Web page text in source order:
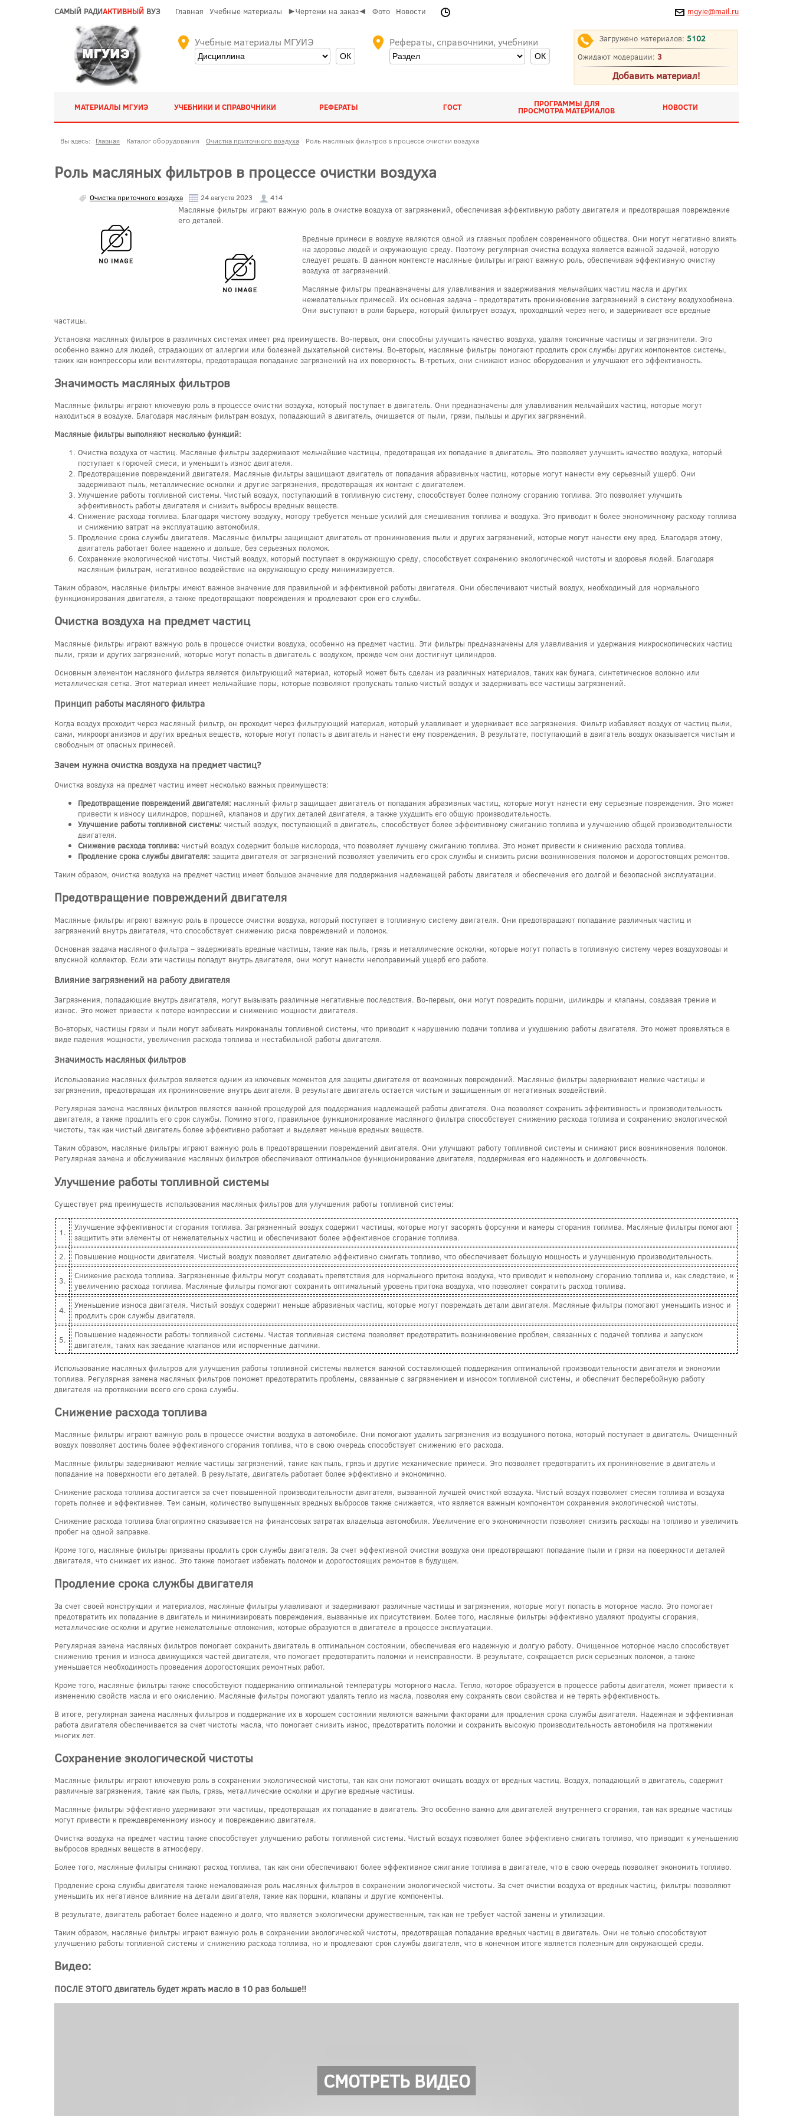
САМЫЙ РАДИАКТИВНЫЙ ВУЗ Главная Учебные материалы ►Чертежи на заказ◄ Фото Новости mgyie@mail.ru
Учебные материалы МГУИЭ Рефераты, справочники, учебники Загружено материалов: 5102
Ожидают модерации: 3
Добавить материал!
МАТЕРИАЛЫ МГУИЭ УЧЕБНИКИ И СПРАВОЧНИКИ РЕФЕРАТЫ ГОСТ ПРОГРАММЫ ДЛЯ
ПРОСМОТРА МАТЕРИАЛОВ НОВОСТИ
Вы здесь: Главная Каталог оборудования Очистка приточного воздуха Роль масляных фильтров в процессе очистки воздуха
Роль масляных фильтров в процессе очистки воздуха
Очистка приточного воздуха 24 августа 2023 414
Масляные фильтры играют важную роль в очистке воздуха от загрязнений, обеспечивая эффективную работу двигателя и предотвращая повреждение
его деталей.
Вредные примеси в воздухе являются одной из главных проблем современного общества. Они могут негативно влиять
на здоровье людей и окружающую среду. Поэтому регулярная очистка воздуха является важной задачей, которую
следует решать. В данном контексте масляные фильтры играют важную роль, обеспечивая эффективную очистку
воздуха от загрязнений.
Масляные фильтры предназначены для улавливания и задерживания мельчайших частиц масла и других
нежелательных примесей. Их основная задача - предотвратить проникновение загрязнений в систему воздухообмена.
Они выступают в роли барьера, который фильтрует воздух, проходящий через него, и задерживает все вредные
частицы.
Установка масляных фильтров в различных системах имеет ряд преимуществ. Во-первых, они способны улучшить качество воздуха, удаляя токсичные частицы и загрязнители. Это
особенно важно для людей, страдающих от аллергии или болезней дыхательной системы. Во-вторых, масляные фильтры помогают продлить срок службы других компонентов системы,
таких как компрессоры или вентиляторы, предотвращая попадание загрязнений на их поверхность. В-третьих, они снижают износ оборудования и улучшают его эффективность.
Значимость масляных фильтров
Масляные фильтры играют ключевую роль в процессе очистки воздуха, который поступает в двигатель. Они предназначены для улавливания мельчайших частиц, которые могут
находиться в воздухе. Благодаря масляным фильтрам воздух, попадающий в двигатель, очищается от пыли, грязи, пыльцы и других загрязнений.
Масляные фильтры выполняют несколько функций:
Очистка воздуха от частиц. Масляные фильтры задерживают мельчайшие частицы, предотвращая их попадание в двигатель. Это позволяет улучшить качество воздуха, который
поступает к горючей смеси, и уменьшить износ двигателя.
Предотвращение повреждений двигателя. Масляные фильтры защищают двигатель от попадания абразивных частиц, которые могут нанести ему серьезный ущерб. Они
задерживают пыль, металлические осколки и другие загрязнения, предотвращая их контакт с двигателем.
Улучшение работы топливной системы. Чистый воздух, поступающий в топливную систему, способствует более полному сгоранию топлива. Это позволяет улучшить
эффективность работы двигателя и снизить выбросы вредных веществ.
Снижение расхода топлива. Благодаря чистому воздуху, мотору требуется меньше усилий для смешивания топлива и воздуха. Это приводит к более экономичному расходу топлива
и снижению затрат на эксплуатацию автомобиля.
Продление срока службы двигателя. Масляные фильтры защищают двигатель от проникновения пыли и других загрязнений, которые могут нанести ему вред. Благодаря этому,
двигатель работает более надежно и дольше, без серьезных поломок.
Сохранение экологической чистоты. Чистый воздух, который поступает в окружающую среду, способствует сохранению экологической чистоты и здоровья людей. Благодаря
масляным фильтрам, негативное воздействие на окружающую среду минимизируется.
Таким образом, масляные фильтры имеют важное значение для правильной и эффективной работы двигателя. Они обеспечивают чистый воздух, необходимый для нормального
функционирования двигателя, а также предотвращают повреждения и продлевают срок его службы.
Очистка воздуха на предмет частиц
Масляные фильтры играют важную роль в процессе очистки воздуха, особенно на предмет частиц. Эти фильтры предназначены для улавливания и удержания микроскопических частиц
пыли, грязи и других загрязнений, которые могут попасть в двигатель с воздухом, прежде чем они достигнут цилиндров.
Основным элементом масляного фильтра является фильтрующий материал, который может быть сделан из различных материалов, таких как бумага, синтетическое волокно или
металлическая сетка. Этот материал имеет мельчайшие поры, которые позволяют пропускать только чистый воздух и задерживать все частицы загрязнений.
Принцип работы масляного фильтра
Когда воздух проходит через масляный фильтр, он проходит через фильтрующий материал, который улавливает и удерживает все загрязнения. Фильтр избавляет воздух от частиц пыли,
сажи, микроорганизмов и других вредных веществ, которые могут попасть в двигатель и нанести ему повреждения. В результате, поступающий в двигатель воздух оказывается чистым и
свободным от опасных примесей.
Зачем нужна очистка воздуха на предмет частиц?
Очистка воздуха на предмет частиц имеет несколько важных преимуществ:
Предотвращение повреждений двигателя: масляный фильтр защищает двигатель от попадания абразивных частиц, которые могут нанести ему серьезные повреждения. Это может
привести к износу цилиндров, поршней, клапанов и других деталей двигателя, а также ухудшить его общую производительность.
Улучшение работы топливной системы: чистый воздух, поступающий в двигатель, способствует более эффективному сжиганию топлива и улучшению общей производительности
двигателя.
Снижение расхода топлива: чистый воздух содержит больше кислорода, что позволяет лучшему сжиганию топлива. Это может привести к снижению расхода топлива.
Продление срока службы двигателя: защита двигателя от загрязнений позволяет увеличить его срок службы и снизить риски возникновения поломок и дорогостоящих ремонтов.
Таким образом, очистка воздуха на предмет частиц имеет большое значение для поддержания надлежащей работы двигателя и обеспечения его долгой и безопасной эксплуатации.
Предотвращение повреждений двигателя
Масляные фильтры играют важную роль в процессе очистки воздуха, который поступает в топливную систему двигателя. Они предотвращают попадание различных частиц и
загрязнений внутрь двигателя, что способствует снижению риска повреждений и поломок.
Основная задача масляного фильтра – задерживать вредные частицы, такие как пыль, грязь и металлические осколки, которые могут попасть в топливную систему через воздуховоды и
впускной коллектор. Если эти частицы попадут внутрь двигателя, они могут нанести непоправимый ущерб его работе.
Влияние загрязнений на работу двигателя
Загрязнения, попадающие внутрь двигателя, могут вызывать различные негативные последствия. Во-первых, они могут повредить поршни, цилиндры и клапаны, создавая трение и
износ. Это может привести к потере компрессии и снижению мощности двигателя.
Во-вторых, частицы грязи и пыли могут забивать микроканалы топливной системы, что приводит к нарушению подачи топлива и ухудшению работы двигателя. Это может проявляться в
виде падения мощности, увеличения расхода топлива и нестабильной работы двигателя.
Значимость масляных фильтров
Использование масляных фильтров является одним из ключевых моментов для защиты двигателя от возможных повреждений. Масляные фильтры задерживают мелкие частицы и
загрязнения, предотвращая их проникновение внутрь двигателя. В результате двигатель остается чистым и защищенным от негативных воздействий.
Регулярная замена масляных фильтров является важной процедурой для поддержания надлежащей работы двигателя. Она позволяет сохранить эффективность и производительность
двигателя, а также продлить его срок службы. Помимо этого, правильное функционирование масляного фильтра способствует снижению расхода топлива и сохранению экологической
чистоты, так как чистый двигатель более эффективно работает и выделяет меньше вредных веществ.
Таким образом, масляные фильтры играют важную роль в предотвращении повреждений двигателя. Они улучшают работу топливной системы и снижают риск возникновения поломок.
Регулярная замена и обслуживание масляных фильтров обеспечивают оптимальное функционирование двигателя, поддерживая его надежность и долговечность.
Улучшение работы топливной системы
Существует ряд преимуществ использования масляных фильтров для улучшения работы топливной системы:
1.
Улучшение эффективности сгорания топлива. Загрязненный воздух содержит частицы, которые могут засорять форсунки и камеры сгорания топлива. Масляные фильтры помогают
защитить эти элементы от нежелательных частиц и обеспечивают более эффективное сгорание топлива.
2.
Повышение мощности двигателя. Чистый воздух позволяет двигателю эффективно сжигать топливо, что обеспечивает большую мощность и улучшенную производительность.
3.
Снижение расхода топлива. Загрязненные фильтры могут создавать препятствия для нормального притока воздуха, что приводит к неполному сгоранию топлива и, как следствие, к
увеличению расхода топлива. Масляные фильтры помогают сохранить оптимальный уровень притока воздуха, что позволяет сократить расход топлива.
4.
Уменьшение износа двигателя. Чистый воздух содержит меньше абразивных частиц, которые могут повреждать детали двигателя. Масляные фильтры помогают уменьшить износ и
продлить срок службы двигателя.
5.
Повышение надежности работы топливной системы. Чистая топливная система позволяет предотвратить возникновение проблем, связанных с подачей топлива и запуском
двигателя, таких как заедание клапанов или испорченные датчики.
Использование масляных фильтров для улучшения работы топливной системы является важной составляющей поддержания оптимальной производительности двигателя и экономии
топлива. Регулярная замена масляных фильтров поможет предотвратить проблемы, связанные с загрязнением и износом топливной системы, и обеспечит бесперебойную работу
двигателя на протяжении всего его срока службы.
Снижение расхода топлива
Масляные фильтры играют важную роль в процессе очистки воздуха в автомобиле. Они помогают удалить загрязнения из воздушного потока, который поступает в двигатель. Очищенный
воздух позволяет достичь более эффективного сгорания топлива, что в свою очередь способствует снижению его расхода.
Масляные фильтры задерживают мелкие частицы загрязнений, такие как пыль, грязь и другие механические примеси. Это позволяет предотвратить их проникновение в двигатель и
попадание на поверхности его деталей. В результате, двигатель работает более эффективно и экономично.
Снижение расхода топлива достигается за счет повышенной производительности двигателя, вызванной лучшей очисткой воздуха. Чистый воздух позволяет смесям топлива и воздуха
гореть полнее и эффективнее. Тем самым, количество выпущенных вредных выбросов также снижается, что является важным компонентом сохранения экологической чистоты.
Снижение расхода топлива благоприятно сказывается на финансовых затратах владельца автомобиля. Увеличение его экономичности позволяет снизить расходы на топливо и увеличить
пробег на одной заправке.
Кроме того, масляные фильтры призваны продлить срок службы двигателя. За счет эффективной очистки воздуха они предотвращают попадание пыли и грязи на поверхности деталей
двигателя, что снижает их износ. Это также помогает избежать поломок и дорогостоящих ремонтов в будущем.
Продление срока службы двигателя
За счет своей конструкции и материалов, масляные фильтры улавливают и задерживают различные частицы и загрязнения, которые могут попасть в моторное масло. Это помогает
предотвратить их попадание в двигатель и минимизировать повреждения, вызванные их присутствием. Более того, масляные фильтры эффективно удаляют продукты сгорания,
металлические осколки и другие нежелательные отложения, которые образуются в двигателе в процессе эксплуатации.
Регулярная замена масляных фильтров помогает сохранить двигатель в оптимальном состоянии, обеспечивая его надежную и долгую работу. Очищенное моторное масло способствует
снижению трения и износа движущихся частей двигателя, что помогает предотвратить поломки и неисправности. В результате, сокращается риск серьезных поломок, а также
уменьшается необходимость проведения дорогостоящих ремонтных работ.
Кроме того, масляные фильтры также способствуют поддержанию оптимальной температуры моторного масла. Тепло, которое образуется в процессе работы двигателя, может привести к
изменению свойств масла и его окислению. Масляные фильтры помогают удалять тепло из масла, позволяя ему сохранять свои свойства и не терять эффективность.
В итоге, регулярная замена масляных фильтров и поддержание их в хорошем состоянии являются важными факторами для продления срока службы двигателя. Надежная и эффективная
работа двигателя обеспечивается за счет чистоты масла, что помогает снизить износ, предотвратить поломки и сохранить высокую производительность автомобиля на протяжении
многих лет.
Сохранение экологической чистоты
Масляные фильтры играют ключевую роль в сохранении экологической чистоты, так как они помогают очищать воздух от вредных частиц. Воздух, попадающий в двигатель, содержит
различные загрязнения, такие как пыль, грязь, металлические осколки и другие вредные частицы.
Масляные фильтры эффективно удерживают эти частицы, предотвращая их попадание в двигатель. Это особенно важно для двигателей внутреннего сгорания, так как вредные частицы
могут привести к преждевременному износу и повреждению двигателя.
Очистка воздуха на предмет частиц также способствует улучшению работы топливной системы. Чистый воздух позволяет более эффективно сжигать топливо, что приводит к уменьшению
выбросов вредных веществ в атмосферу.
Более того, масляные фильтры снижают расход топлива, так как они обеспечивают более эффективное сжигание топлива в двигателе, что в свою очередь позволяет экономить топливо.
Продление срока службы двигателя также немаловажная роль масляных фильтров в сохранении экологической чистоты. За счет очистки воздуха от вредных частиц, фильтры позволяют
уменьшить их негативное влияние на детали двигателя, такие как поршни, клапаны и другие компоненты.
В результате, двигатель работает более надежно и долго, что является экологически дружественным, так как не требует частой замены и утилизации.
Таким образом, масляные фильтры играют важную роль в сохранении экологической чистоты, предотвращая попадание вредных частиц в двигатель. Они не только способствуют
улучшению работы топливной системы и снижению расхода топлива, но и продлевают срок службы двигателя, что в конечном итоге является полезным для окружающей среды.
Видео:
ПОСЛЕ ЭТОГО двигатель будет жрать масло в 10 раз больше!!
СМОТРЕТЬ ВИДЕО